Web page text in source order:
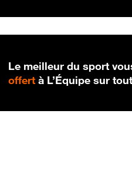
Le meilleur du sport
offert à L’Équipe sur